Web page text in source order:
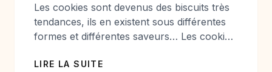
Les cookies sont devenus des biscuits très
tendances, ils en existent sous différentes
formes et différentes saveurs… Les cookies
probablement les plus réalisés par les
LIRE LA SUITE